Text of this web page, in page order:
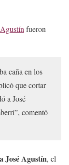
fueron
caña en los
que cortar
a José
comentó
José Agustín, el